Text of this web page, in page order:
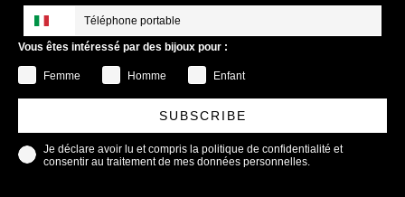
Vous êtes intéressé par des bijoux pour :
Femme Homme Enfant
SUBSCRIBE
Je déclare avoir lu et compris la politique de confidentialité et
consentir au traitement de mes données personnelles.